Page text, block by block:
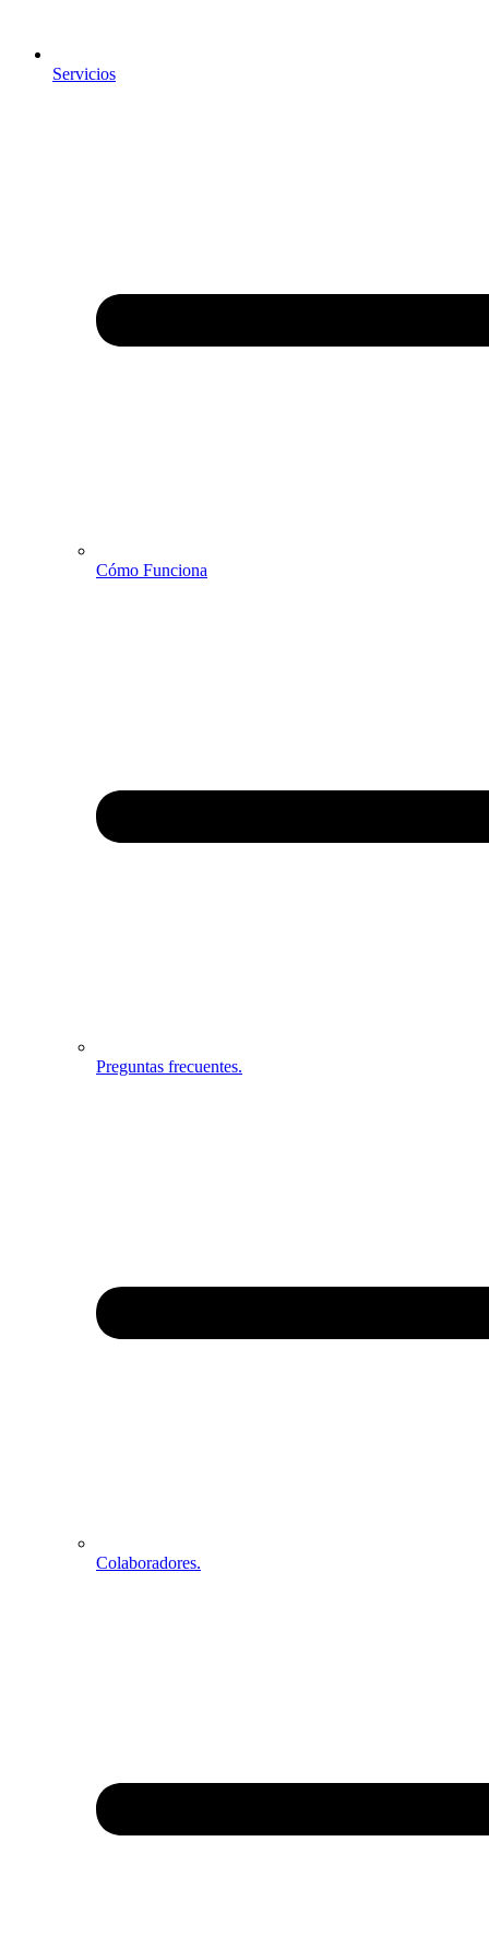
Servicios
Cómo Funciona
Preguntas frecuentes.
Colaboradores.